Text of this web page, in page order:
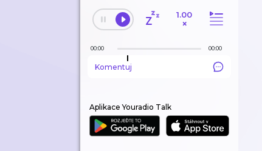
1.00
×
00:00 00:00
Komentuj
Aplikace Youradio Talk